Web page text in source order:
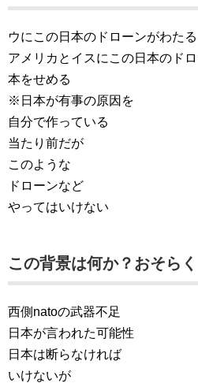
ウにこの日本のドローンがわた
アメリカとイスにこの日本のド
本をせめる
※日本が有事の原因を
自分で作っている
当たり前だが
このような
ドローンなど
やってはいけない
この背景は何か？おそらく
西側natoの武器不足
日本が言われた可能性
日本は断らなければ
いけないが